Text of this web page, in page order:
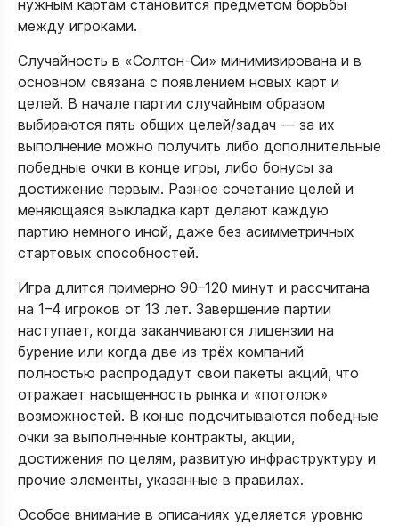
нужным картам становится предметом борьбы
между игроками.​
Случайность в «Солтон-Си» минимизирована и в
основном связана с появлением новых карт и
целей. В начале партии случайным образом
выбираются пять общих целей/задач — за их
выполнение можно получить либо дополнительные
победные очки в конце игры, либо бонусы за
достижение первым. Разное сочетание целей и
меняющаяся выкладка карт делают каждую
партию немного иной, даже без асимметричных
стартовых способностей.​
Игра длится примерно 90–120 минут и рассчитана
на 1–4 игроков от 13 лет. Завершение партии
наступает, когда заканчиваются лицензии на
бурение или когда две из трёх компаний
полностью распродадут свои пакеты акций, что
отражает насыщенность рынка и «потолок»
возможностей. В конце подсчитываются победные
очки за выполненные контракты, акции,
достижения по целям, развитую инфраструктуру и
прочие элементы, указанные в правилах.​​
Особое внимание в описаниях уделяется уровню